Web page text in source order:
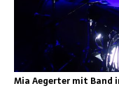
Mia Aegerter mit Band